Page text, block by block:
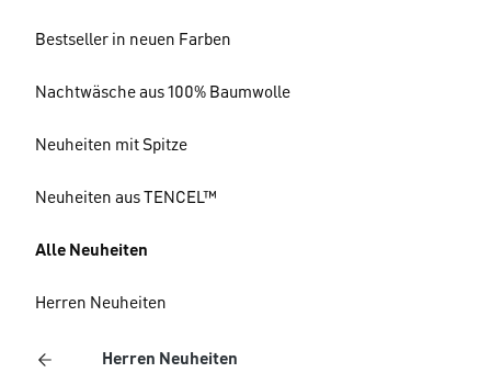
Bestseller in neuen Farben
Nachtwäsche aus 100% Baumwolle
Neuheiten mit Spitze
Neuheiten aus TENCEL™
Alle Neuheiten
Herren Neuheiten
Herren Neuheiten